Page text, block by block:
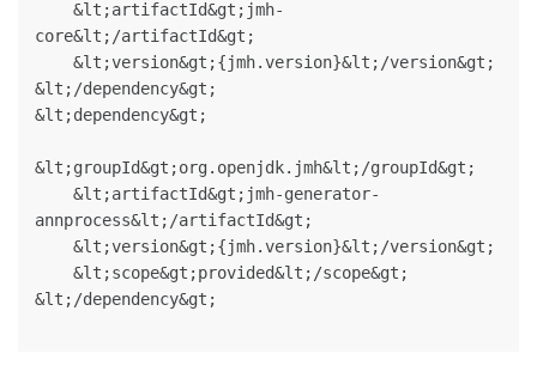
core&lt;/artifactId&gt;
&lt;/dependency&gt;
&lt;dependency&gt;
&lt;groupId&gt;org.openjdk.jmh&lt;/groupId&gt;
annprocess&lt;/artifactId&gt;
&lt;/dependency&gt;